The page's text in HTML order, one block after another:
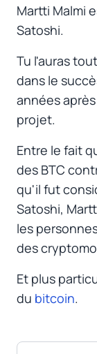
Martti Malmi
Satoshi.
Tu l'auras
dans le
années
projet.
Entre le fait
des BTC
qu'il fut
Satoshi,
les
des
Et plus
du bitcoin.